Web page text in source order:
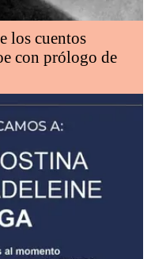
los cuentos
con prólogo de